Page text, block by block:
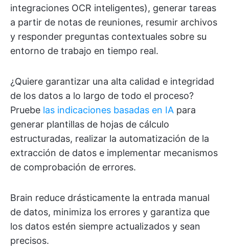
integraciones OCR inteligentes), generar tareas
a partir de notas de reuniones, resumir archivos
y responder preguntas contextuales sobre su
entorno de trabajo en tiempo real.
¿Quiere garantizar una alta calidad e integridad
de los datos a lo largo de todo el proceso?
Pruebe las indicaciones basadas en IA para
generar plantillas de hojas de cálculo
estructuradas, realizar la automatización de la
extracción de datos e implementar mecanismos
de comprobación de errores.
Brain reduce drásticamente la entrada manual
de datos, minimiza los errores y garantiza que
los datos estén siempre actualizados y sean
precisos.